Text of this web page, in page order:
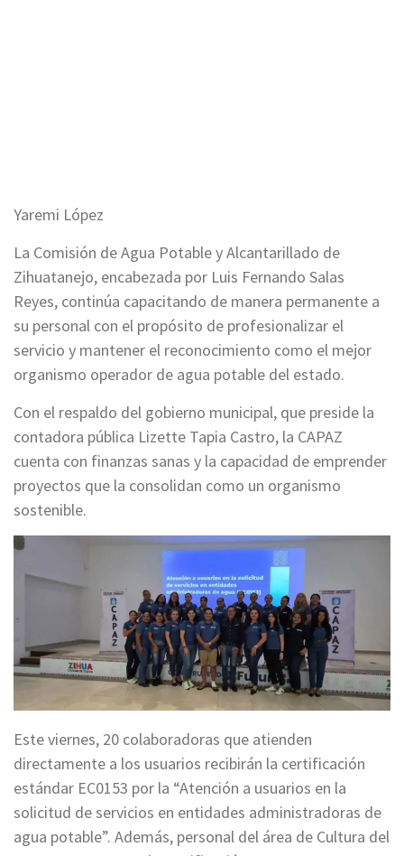
Yaremi López
La Comisión de Agua Potable y Alcantarillado de
Zihuatanejo, encabezada por Luis Fernando Salas
Reyes, continúa capacitando de manera permanente a
su personal con el propósito de profesionalizar el
servicio y mantener el reconocimiento como el mejor
organismo operador de agua potable del estado.
Con el respaldo del gobierno municipal, que preside la
contadora pública Lizette Tapia Castro, la CAPAZ
cuenta con finanzas sanas y la capacidad de emprender
proyectos que la consolidan como un organismo
sostenible.
Este viernes, 20 colaboradoras que atienden
directamente a los usuarios recibirán la certificación
estándar EC0153 por la “Atención a usuarios en la
solicitud de servicios en entidades administradoras de
agua potable”. Además, personal del área de Cultura del